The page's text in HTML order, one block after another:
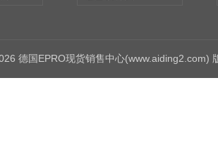
德国EPRO现货销售中心(www.aiding2.com)